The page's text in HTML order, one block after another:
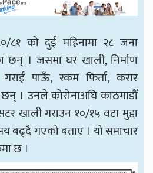
८१ को दुई महिनामा २८ जना
छन् । जसमा घर खाली, निर्माण
पाऊँ, रकम फिर्ता, करार
छन् । उनले कोरोनाअघि काठमाडौँ
खाली गराउन १०/१५ वटा मुद्दा
बढ्दै गएको बताए । यो समाचार
छ ।